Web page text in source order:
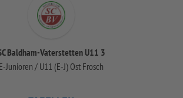
Baldham-Vaterstetten U11 3
E-Junioren / U11 (E-J) Ost Frosch